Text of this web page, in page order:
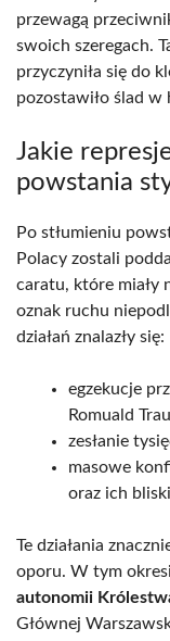
przewagą
swoich szeregach.
przyczyniła się do
pozostawiło ślad w
Jakie
powstania
Po stłumieniu
Polacy zostali
caratu, które miały
oznak ruchu
działań znalazły się:
egzekucje
Romuald
zesłanie
masowe
oraz ich
Te działania
oporu. W tym
autonomii
Głównej